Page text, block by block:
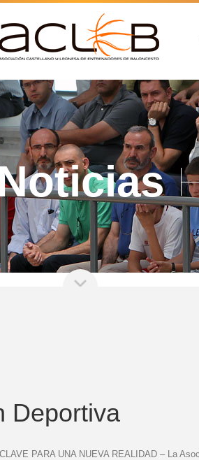
Deportiva
PARA UNA NUEVA REALIDAD – La